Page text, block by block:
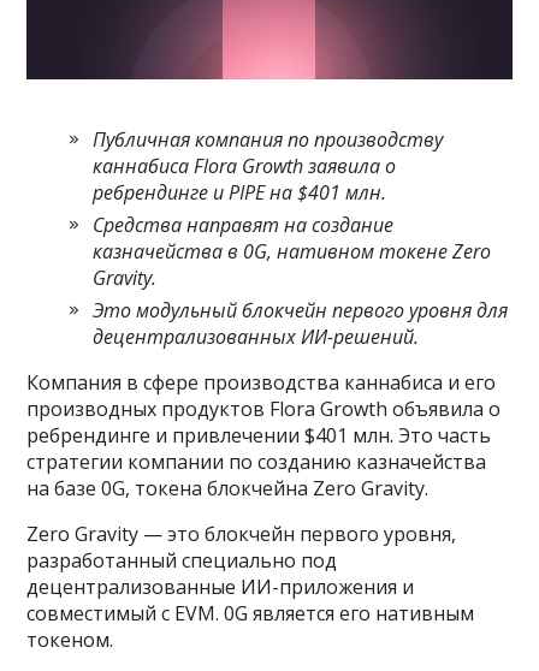
Публичная компания по производству
каннабиса Flora Growth заявила о
ребрендинге и PIPE на $401 млн.
Средства направят на создание
казначейства в 0G, нативном токене Zero
Gravity.
Это модульный блокчейн первого уровня для
децентрализованных ИИ-решений.
Компания в сфере производства каннабиса и его
производных продуктов Flora Growth объявила о
ребрендинге и привлечении $401 млн. Это часть
стратегии компании по созданию казначейства
на базе 0G, токена блокчейна Zero Gravity.
Zero Gravity — это блокчейн первого уровня,
разработанный специально под
децентрализованные ИИ-приложения и
совместимый с EVM. 0G является его нативным
токеном.